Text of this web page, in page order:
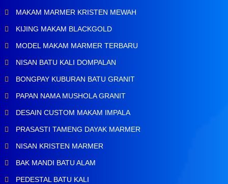
MAKAM MARMER KRISTEN MEWAH
KIJING MAKAM BLACKGOLD
MODEL MAKAM MARMER TERBARU
NISAN BATU KALI DOMPALAN
BONGPAY KUBURAN BATU GRANIT
PAPAN NAMA MUSHOLA GRANIT
DESAIN CUSTOM MAKAM IMPALA
PRASASTI TAMENG DAYAK MARMER
NISAN KRISTEN MARMER
BAK MANDI BATU ALAM
PEDESTAL BATU KALI